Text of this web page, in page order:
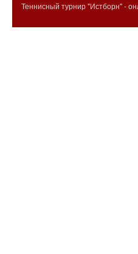
Теннисный турнир "Истборн" -